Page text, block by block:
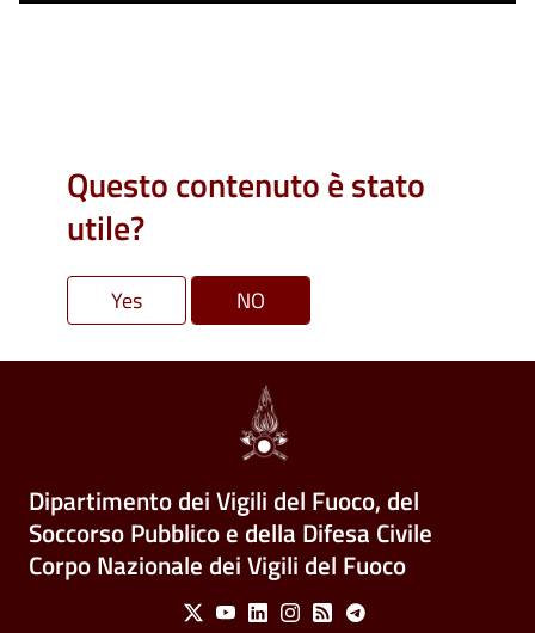
Questo contenuto è stato
utile?
Dipartimento dei Vigili del Fuoco, del
Soccorso Pubblico e della Difesa Civile
Corpo Nazionale dei Vigili del Fuoco
Social Menu
X YoutubeLinkedinInstagram
Feed Telegram